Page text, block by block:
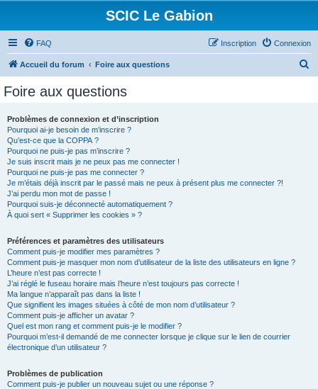
SCIC Le Gabion
FAQ Connexion
Inscription
Accueil du forum Foire aux questions
Foire aux questions
Problèmes de connexion et d’inscription
Pourquoi ai-je besoin de m’inscrire ?
Qu’est-ce que la COPPA ?
Pourquoi ne puis-je pas m’inscrire ?
Je suis inscrit mais je ne peux pas me connecter !
Pourquoi ne puis-je pas me connecter ?
Je m’étais déjà inscrit par le passé mais ne peux à présent plus me connecter ?!
J’ai perdu mon mot de passe !
Pourquoi suis-je déconnecté automatiquement ?
À quoi sert « Supprimer les cookies » ?
Préférences et paramètres des utilisateurs
Comment puis-je modifier mes paramètres ?
Comment puis-je masquer mon nom d’utilisateur de la liste des utilisateurs en ligne ?
L’heure n’est pas correcte !
J’ai réglé le fuseau horaire mais l’heure n’est toujours pas correcte !
Ma langue n’apparaît pas dans la liste !
Que signifient les images situées à côté de mon nom d’utilisateur ?
Comment puis-je afficher un avatar ?
Quel est mon rang et comment puis-je le modifier ?
Pourquoi m’est-il demandé de me connecter lorsque je clique sur le lien de courrier
électronique d’un utilisateur ?
Problèmes de publication
Comment puis-je publier un nouveau sujet ou une réponse ?